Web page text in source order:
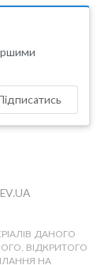
ДАНОГО
ВІДКРИТОГО
НА